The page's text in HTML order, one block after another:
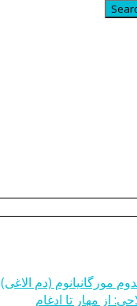
مورگانیانوم (دم الاغی)
از مهار تا ادغام